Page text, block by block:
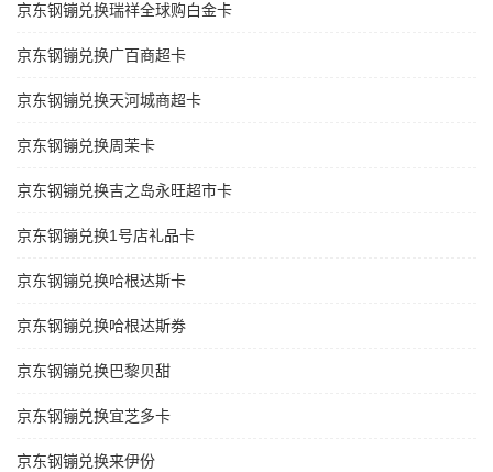
京东钢镚兑换瑞祥全球购白金卡
京东钢镚兑换广百商超卡
京东钢镚兑换天河城商超卡
京东钢镚兑换周茉卡
京东钢镚兑换吉之岛永旺超市卡
京东钢镚兑换1号店礼品卡
京东钢镚兑换哈根达斯卡
京东钢镚兑换哈根达斯劵
京东钢镚兑换巴黎贝甜
京东钢镚兑换宜芝多卡
京东钢镚兑换来伊份